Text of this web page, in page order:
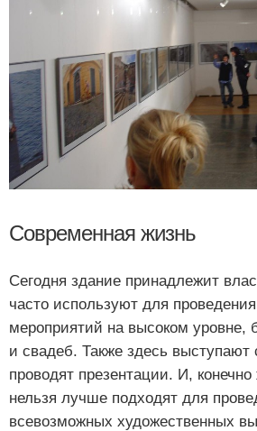
Современная жизнь
Сегодня здание принадлежит
часто используют для
мероприятий на высоком уровне,
и свадеб. Также здесь выступают
проводят презентации. И,
нельзя лучше подходят для
всевозможных художественных